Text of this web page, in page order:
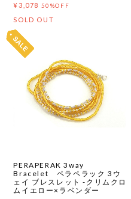
¥3,078 50%OFF
SOLD OUT
PERAPERAK 3way
Bracelet ペラペラック 3ウ
ェイ ブレスレット -クリムクロ
ムイエロー×ラベンダー